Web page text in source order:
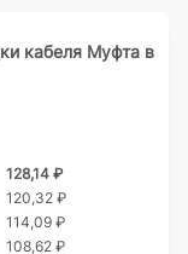
кабеля Муфта в
128,14 ₽
120,32 ₽
114,09 ₽
108,62 ₽